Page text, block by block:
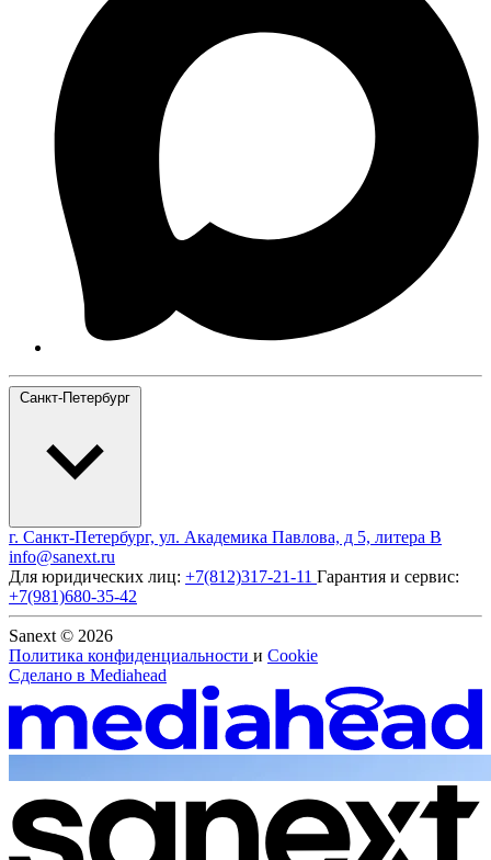
Санкт-Петербург
г. Санкт-Петербург, ул. Академика Павлова, д 5, литера В
info@sanext.ru
Для юридических лиц: +7(812)317-21-11 Гарантия и сервис:
+7(981)680-35-42
Sanext © 2026
Политика конфиденциальности и Cookie
Сделано в Mediahead